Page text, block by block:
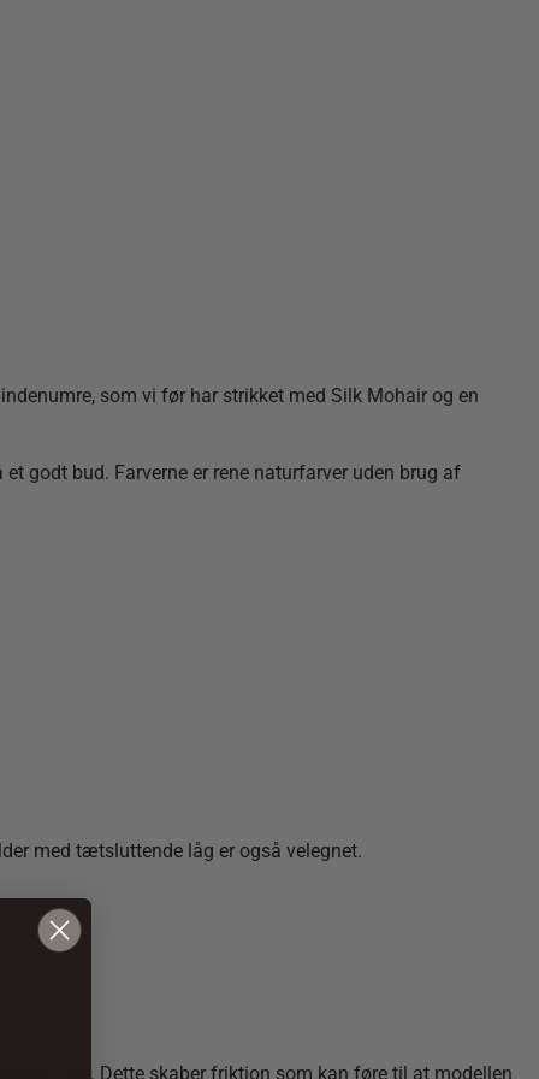
som vi før har strikket med Silk Mohair og en
godt bud. Farverne er rene naturfarver uden brug af
med tætsluttende låg er også velegnet.
i uld. Dette skaber friktion som kan føre til at modellen